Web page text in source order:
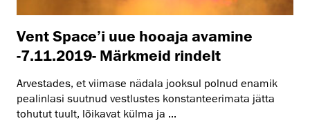
Vent Space’i uue hooaja avamine
-7.11.2019- Märkmeid rindelt
Arvestades, et viimase nädala jooksul polnud enamik
pealinlasi suutnud vestlustes konstanteerimata jätta
tohutut tuult, lõikavat külma ja ...